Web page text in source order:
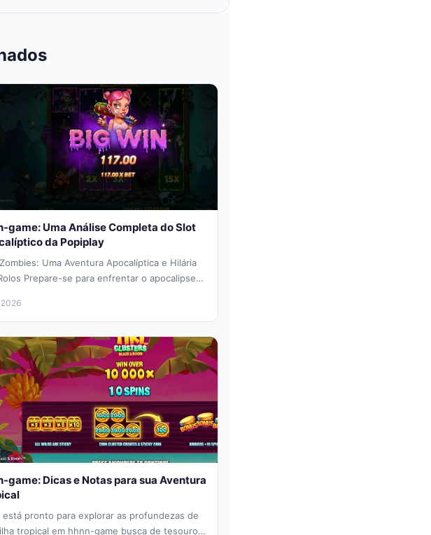
game: Uma Análise Completa do Slot
da Popiplay
Uma Aventura Apocalíptica e Hilária
Prepare-se para enfrentar o apocalipse
2026
game: Dicas e Notas para sua Aventura
está pronto para explorar as profundezas de
tropical em hhnn-game busca de tesouros